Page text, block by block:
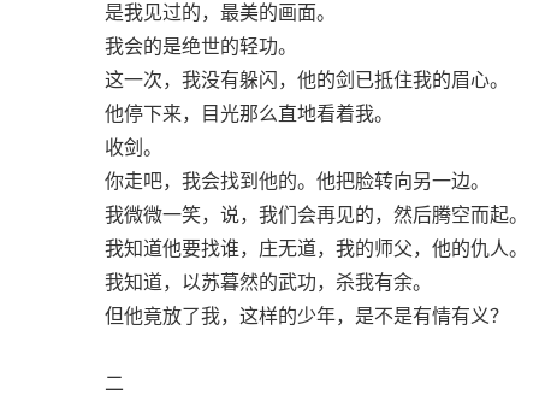
是我见过的，最美的画面。
我会的是绝世的轻功。
这一次，我没有躲闪，他的剑已抵住我的眉心。
他停下来，目光那么直地看着我。
收剑。
你走吧，我会找到他的。他把脸转向另一边。
我微微一笑，说，我们会再见的，然后腾空而起。
我知道他要找谁，庄无道，我的师父，他的仇人。
我知道，以苏暮然的武功，杀我有余。
但他竟放了我，这样的少年，是不是有情有义？
二